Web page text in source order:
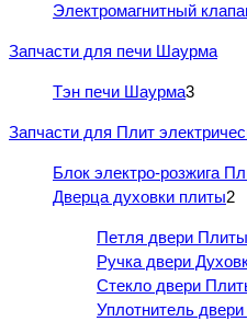
Электромагнитный
Запчасти для печи Шаурма
Тэн печи Шаурма3
Запчасти для Плит
Блок электро-розжига
Дверца духовки плиты2
Петля двери Плиты
Ручка двери
Стекло двери
Уплотнитель